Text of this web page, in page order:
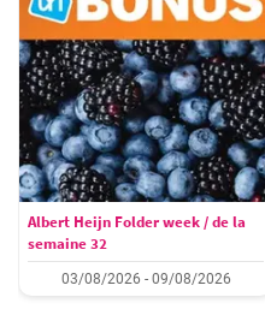
Albert Heijn Folder week / de la
semaine 32
03/08/2026 - 09/08/2026